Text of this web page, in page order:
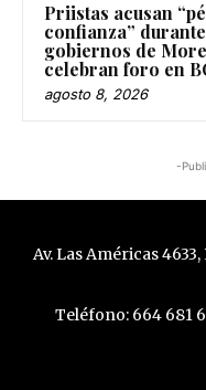
Priistas acusan
confianza” durante
gobiernos de
celebran foro en
agosto 8, 2026
-
Av. Las Américas 4633,
Teléfono: 664 681